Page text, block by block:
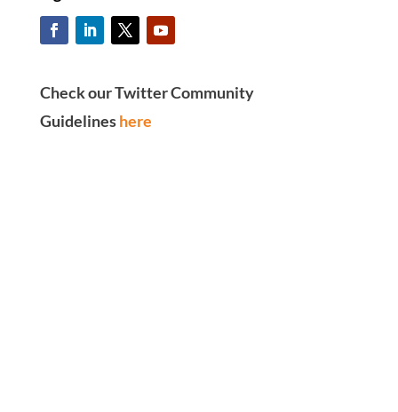
Check our Twitter Community
Guidelineshere